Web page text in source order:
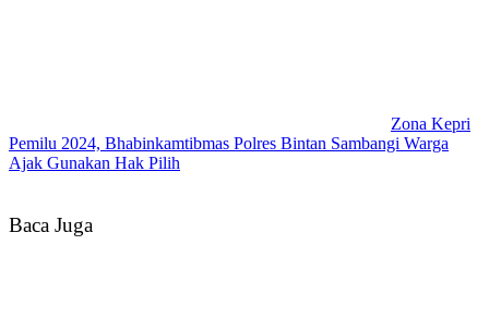
Zona Kepri
Pemilu 2024, Bhabinkamtibmas Polres Bintan Sambangi Warga
Ajak Gunakan Hak Pilih
Baca Juga